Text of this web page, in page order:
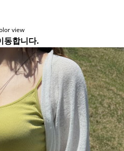
view
동합니다.